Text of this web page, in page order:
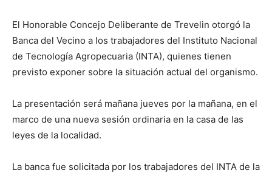
El Honorable Concejo Deliberante de Trevelin otorgó la
Banca del Vecino a los trabajadores del Instituto Nacional
de Tecnología Agropecuaria (INTA), quienes tienen
previsto exponer sobre la situación actual del organismo.
La presentación será mañana jueves por la mañana, en el
marco de una nueva sesión ordinaria en la casa de las
leyes de la localidad.
La banca fue solicitada por los trabajadores del INTA de la